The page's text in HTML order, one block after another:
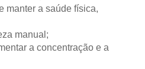
manter a saúde física,
manual;
a concentração e a